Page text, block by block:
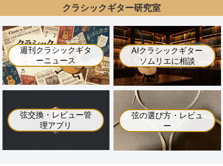
クラシックギター研究室
週刊クラシックギタ
ーニュース
AIクラシックギター
ソムリエに相談
弦交換・レビュー管
理アプリ
弦の選び方・レビュ
ー